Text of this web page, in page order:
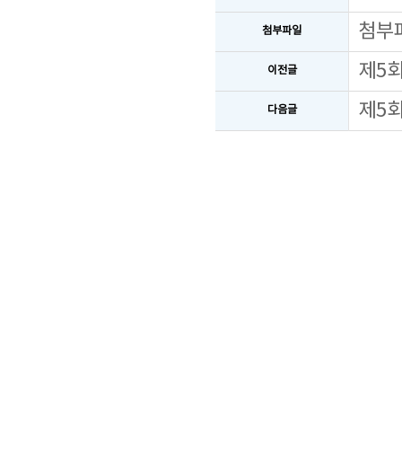
첨부파일 첨부
이전글 제5
다음글 제5